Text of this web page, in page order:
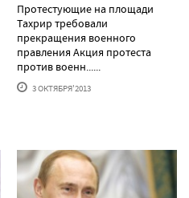
Протестующие на площади
Тахрир требовали
прекращения военного
правления Акция протеста
против военн......
3 ОКТЯБРЯ'2013